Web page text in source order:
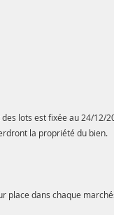
lots est fixée au 24/12/
la propriété du bien.
place dans chaque